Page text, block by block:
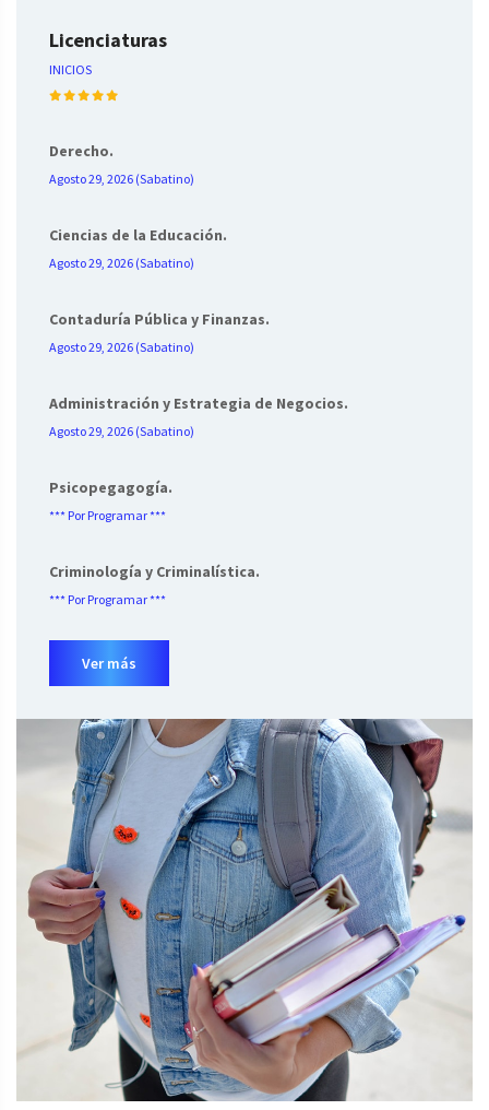
Licenciaturas
INICIOS
Derecho.
Agosto 29, 2026 (Sabatino)
Ciencias de la Educación.
Agosto 29, 2026 (Sabatino)
Contaduría Pública y Finanzas.
Agosto 29, 2026 (Sabatino)
Administración y Estrategia de Negocios.
Agosto 29, 2026 (Sabatino)
Psicopegagogía.
*** Por Programar ***
Criminología y Criminalística.
*** Por Programar ***
Ver más